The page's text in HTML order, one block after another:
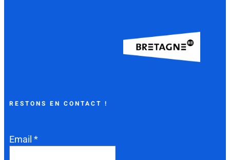
RESTONS EN CONTACT !
Email *